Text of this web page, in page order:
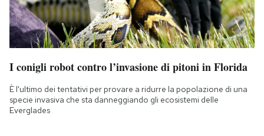
I conigli robot contro l’invasione di pitoni in Florida
È l'ultimo dei tentativi per provare a ridurre la popolazione di una
specie invasiva che sta danneggiando gli ecosistemi delle
Everglades